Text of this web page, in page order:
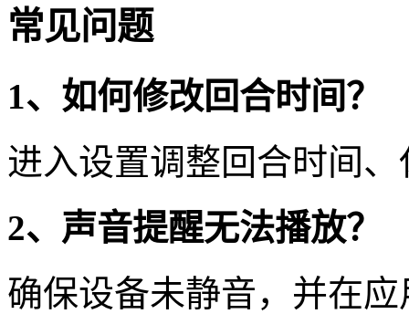
常见问题
1、如何修改回合时间？
进入设置调整回合时间
2、声音提醒无法播放？
确保设备未静音，并在